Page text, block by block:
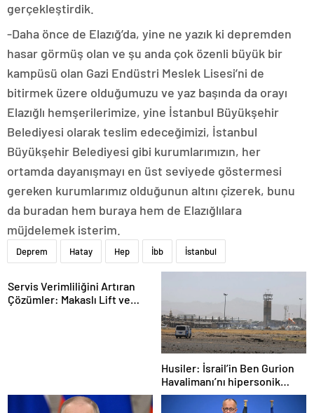
gerçekleştirdik.
-Daha önce de Elazığ’da, yine ne yazık ki depremden
hasar görmüş olan ve şu anda çok özenli büyük bir
kampüsü olan Gazi Endüstri Meslek Lisesi’ni de
bitirmek üzere olduğumuzu ve yaz başında da orayı
Elazığlı hemşerilerimize, yine İstanbul Büyükşehir
Belediyesi olarak teslim edeceğimizi, İstanbul
Büyükşehir Belediyesi gibi kurumlarımızın, her
ortamda dayanışmayı en üst seviyede göstermesi
gereken kurumlarımız olduğunun altını çizerek, bunu
da buradan hem buraya hem de Elazığlılara
müjdelemek isterim.
Deprem Hatay Hep İbb İstanbul
Servis Verimliliğini Artıran
Çözümler: Makaslı Lift ve
Husiler: İsrail’in Ben Gurion
Havalimanı’nı hipersonik
füzeyle hedef aldık